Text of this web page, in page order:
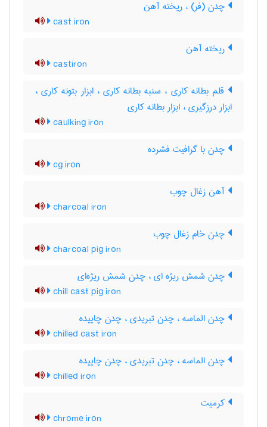
چدن (فر) ، ریخته آهن
cast iron
ریخته آهن
castiron
قلم بطانه کاری ، سنبه بطانه کاری ، ابزار بتونه کاری ،
ابزار درزگیری ، ابزار بطانه کاری
caulking iron
چدن با گرافیت فشرده
cg iron
آهن زغال چوب
charcoal iron
چدن خام زغال چوب
charcoal pig iron
چدن شمش ریژه ای ، چدن شمش ریژه‌ای
chill cast pig iron
چدن الماسه ، چدن تبریدی ، چدن چاییده
chilled cast iron
چدن الماسه ، چدن تبریدی ، چدن چاییده
chilled iron
کرمیت
chrome iron